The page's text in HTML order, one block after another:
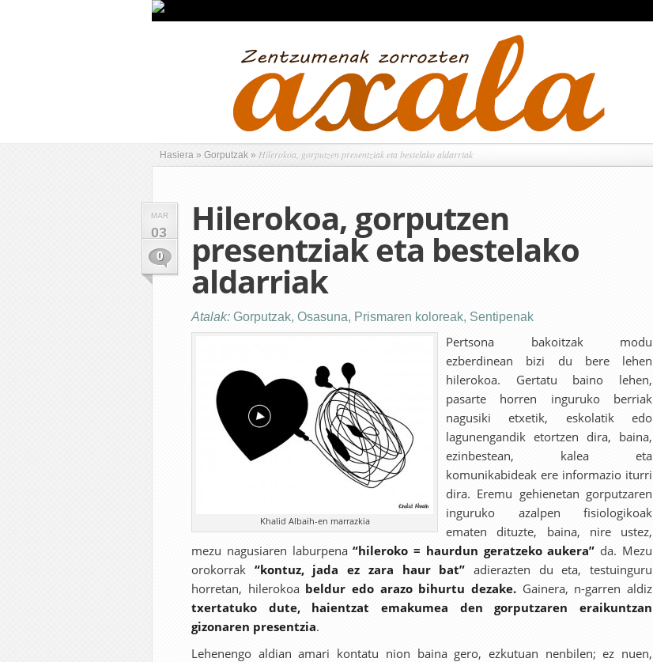
Hasiera » Gorputzak » Hilerokoa, gorputzen presentziak eta bestelako aldarriak
MAR
03
0
Hilerokoa, gorputzen
presentziak eta bestelako
aldarriak
Atalak: Gorputzak, Osasuna, Prismaren koloreak, Sentipenak
Khalid Albaih-en marrazkia
Pertsona bakoitzak modu
ezberdinean bizi du bere lehen
hilerokoa. Gertatu baino lehen,
pasarte horren inguruko berriak
nagusiki etxetik, eskolatik edo
lagunengandik etortzen dira, baina,
ezinbestean, kalea eta
komunikabideak ere informazio iturri
dira. Eremu gehienetan gorputzaren
inguruko azalpen fisiologikoak
ematen dituzte, baina, nire ustez,
mezu nagusiaren laburpena“hileroko = haurdun geratzeko aukera” da. Mezu
orokorrak “kontuz, jada ez zara haur bat” adierazten du eta, testuinguru
horretan, hilerokoa beldur edo arazo bihurtu dezake. Gainera, n-garren aldiz
txertatuko dute, haientzat emakumea den gorputzaren eraikuntzan
gizonaren presentzia.
Lehenengo aldian amari kontatu nion baina gero, ezkutuan nenbilen; ez nuen,